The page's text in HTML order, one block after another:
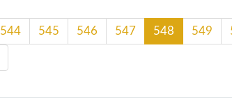
544 545 546 547 548 549